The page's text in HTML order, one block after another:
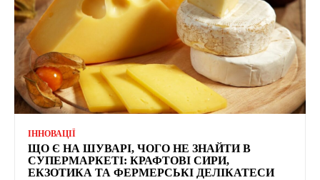
ІННОВАЦІЇ
ЩО Є НА ШУВАРІ, ЧОГО НЕ ЗНАЙТИ В
СУПЕРМАРКЕТІ: КРАФТОВІ СИРИ,
ЕКЗОТИКА ТА ФЕРМЕРСЬКІ ДЕЛІКАТЕСИ